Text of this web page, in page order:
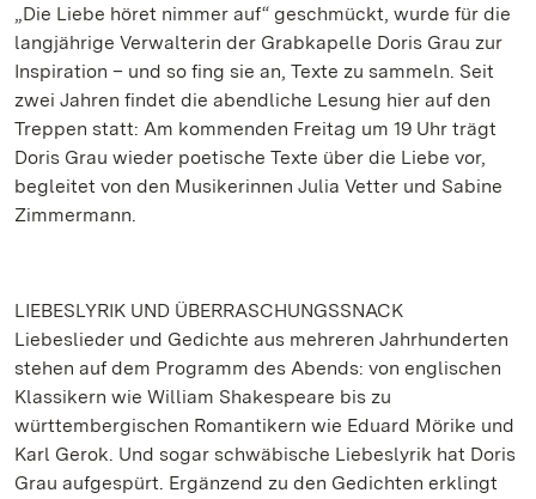
„Die Liebe höret nimmer auf“ geschmückt, wurde für die
langjährige Verwalterin der Grabkapelle Doris Grau zur
Inspiration – und so fing sie an, Texte zu sammeln. Seit
zwei Jahren findet die abendliche Lesung hier auf den
Treppen statt: Am kommenden Freitag um 19 Uhr trägt
Doris Grau wieder poetische Texte über die Liebe vor,
begleitet von den Musikerinnen Julia Vetter und Sabine
Zimmermann.
LIEBESLYRIK UND ÜBERRASCHUNGSSNACK
Liebeslieder und Gedichte aus mehreren Jahrhunderten
stehen auf dem Programm des Abends: von englischen
Klassikern wie William Shakespeare bis zu
württembergischen Romantikern wie Eduard Mörike und
Karl Gerok. Und sogar schwäbische Liebeslyrik hat Doris
Grau aufgespürt. Ergänzend zu den Gedichten erklingt